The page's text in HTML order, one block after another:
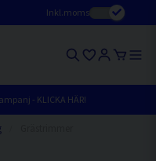
Inkl.moms
- KLICKA HÄR!